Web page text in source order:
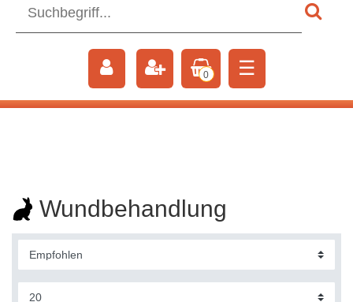
0 ☰
Wundbehandlung